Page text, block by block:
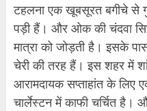
टहलना एक खूबसूरत बगीचे से
पड़ी हैं। और ओक की चंदवा
मात्रा को जोड़ती है। इसके
चेरी की तरह हैं। इस शहर में
आरामदायक सप्ताहांत के
चार्लेस्टन में काफी चर्चित